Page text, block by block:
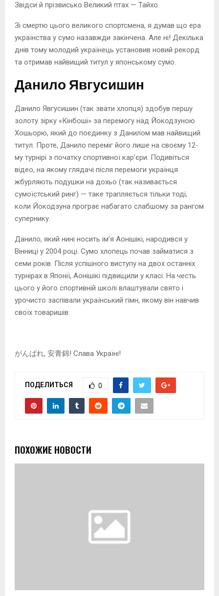
Звідси й прізвисько Великий птах — Тайхо.
Зі смертю цього великого спортсмена, я думав що ера
українства у сумо назавжди закінчена. Але ні! Декілька
днів тому молодий українець установив новий рекорд
та отримав найвищий титул у японському сумо.
Данило Явгусишин
Данило Явгусишин (так звати хлопця) здобув першу
золоту зірку «Кінбоші» за перемогу над Йокодзуною
Хошьорю, який до поєдинку з Данилом мав найвищий
титул. Проте, Данило переміг його лише на своєму 12-
му турнірі з початку спортивної кар’єри. Подивіться
відео, на якому глядачі після перемоги українця
жбурляють подушки на дохьо (так називається
сумоїстський ринг) — таке трапляється тільки тоді,
коли Йокодзуна програє набагато слабшому за рангом
супернику.
Данило, який нині носить ім’я Аонішікі, народився у
Вінниці у 2004 році. Сумо хлопець почав займатися з
семи років. Після успішного виступу на двох останніх
турнірах в Японії, Аонішікі підвищили у класі. На честь
цього у його спортивній школі влаштували свято і
урочисто заспівали український гімн, якому він навчив
своїх товаришів.
がんばれ, 安青錦! Слава Україні!
ПОДЕЛИТЬСЯ 0
ПОХОЖИЕ НОВОСТИ